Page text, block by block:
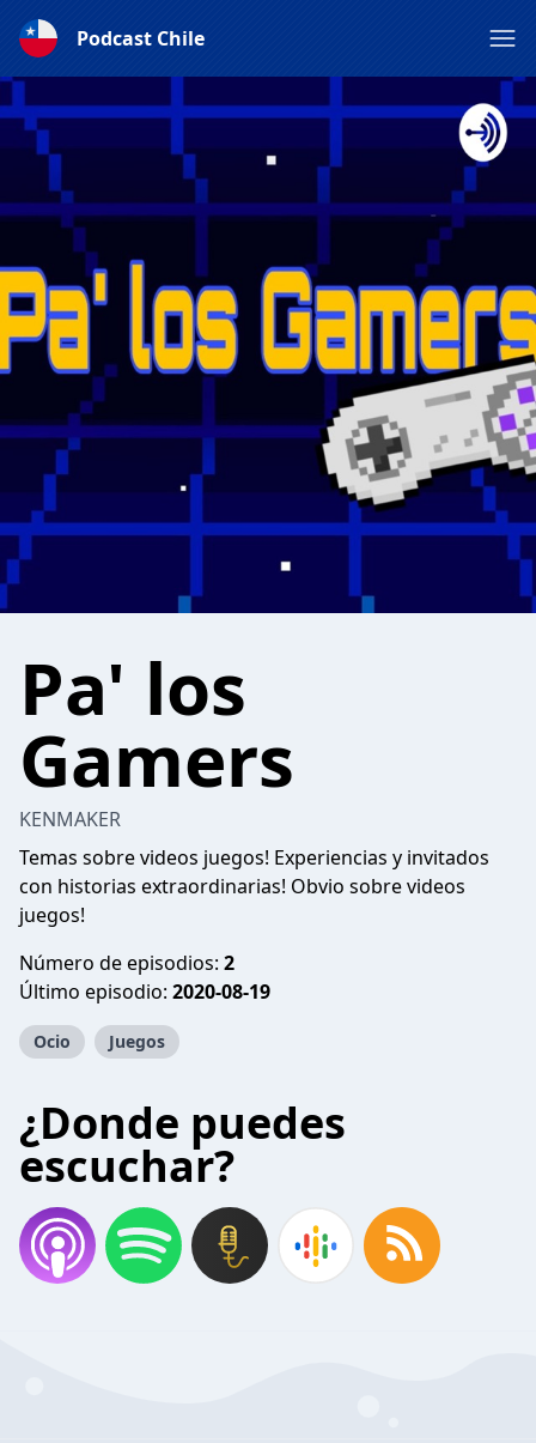
Podcast Chile
Pa' los
Gamers
KENMAKER
Temas sobre videos juegos! Experiencias y invitados
con historias extraordinarias! Obvio sobre videos
juegos!
Número de episodios: 2
Último episodio: 2020-08-19
Ocio Juegos
¿Donde puedes
escuchar?